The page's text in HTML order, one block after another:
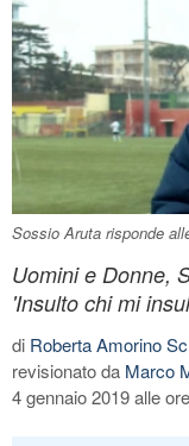
Sossio Aruta risponde
Uomini e Donne,
'Insulto chi mi
di Roberta Amorino
revisionato da Marco
4 gennaio 2019 alle